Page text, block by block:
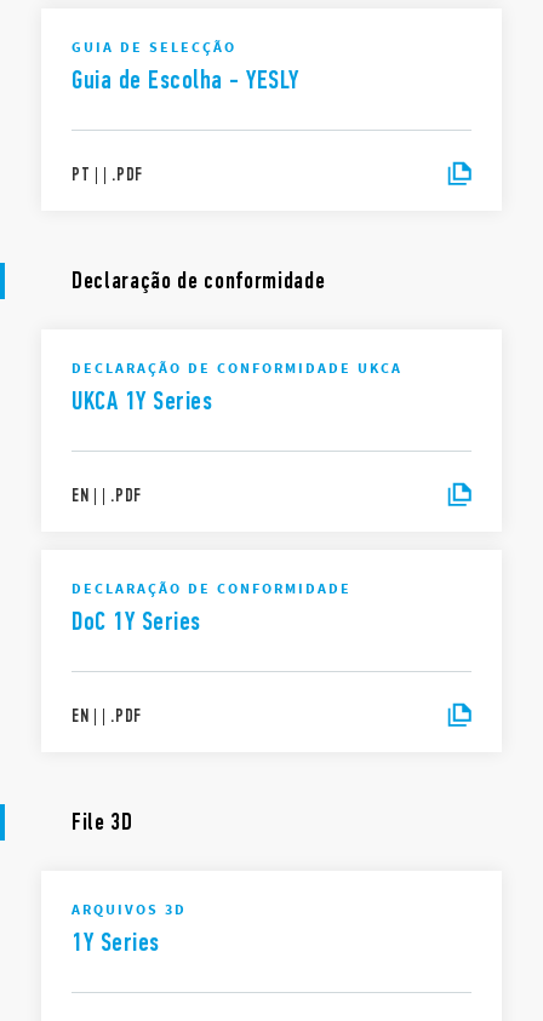
GUIA DE SELECÇÃO
Guia de Escolha - YESLY
PT | | .PDF
Declaração de conformidade
DECLARAÇÃO DE CONFORMIDADE UKCA
UKCA 1Y Series
EN | | .PDF
DECLARAÇÃO DE CONFORMIDADE
DoC 1Y Series
EN | | .PDF
File 3D
ARQUIVOS 3D
1Y Series